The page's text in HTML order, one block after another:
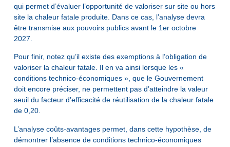
qui permet d’évaluer l’opportunité de valoriser sur site ou hors
site la chaleur fatale produite. Dans ce cas, l’analyse devra
être transmise aux pouvoirs publics avant le 1er octobre
2027.
Pour finir, notez qu’il existe des exemptions à l’obligation de
valoriser la chaleur fatale. Il en va ainsi lorsque les «
conditions technico-économiques », que le Gouvernement
doit encore préciser, ne permettent pas d’atteindre la valeur
seuil du facteur d’efficacité de réutilisation de la chaleur fatale
de 0,20.
L’analyse coûts-avantages permet, dans cette hypothèse, de
démontrer l’absence de conditions technico-économiques